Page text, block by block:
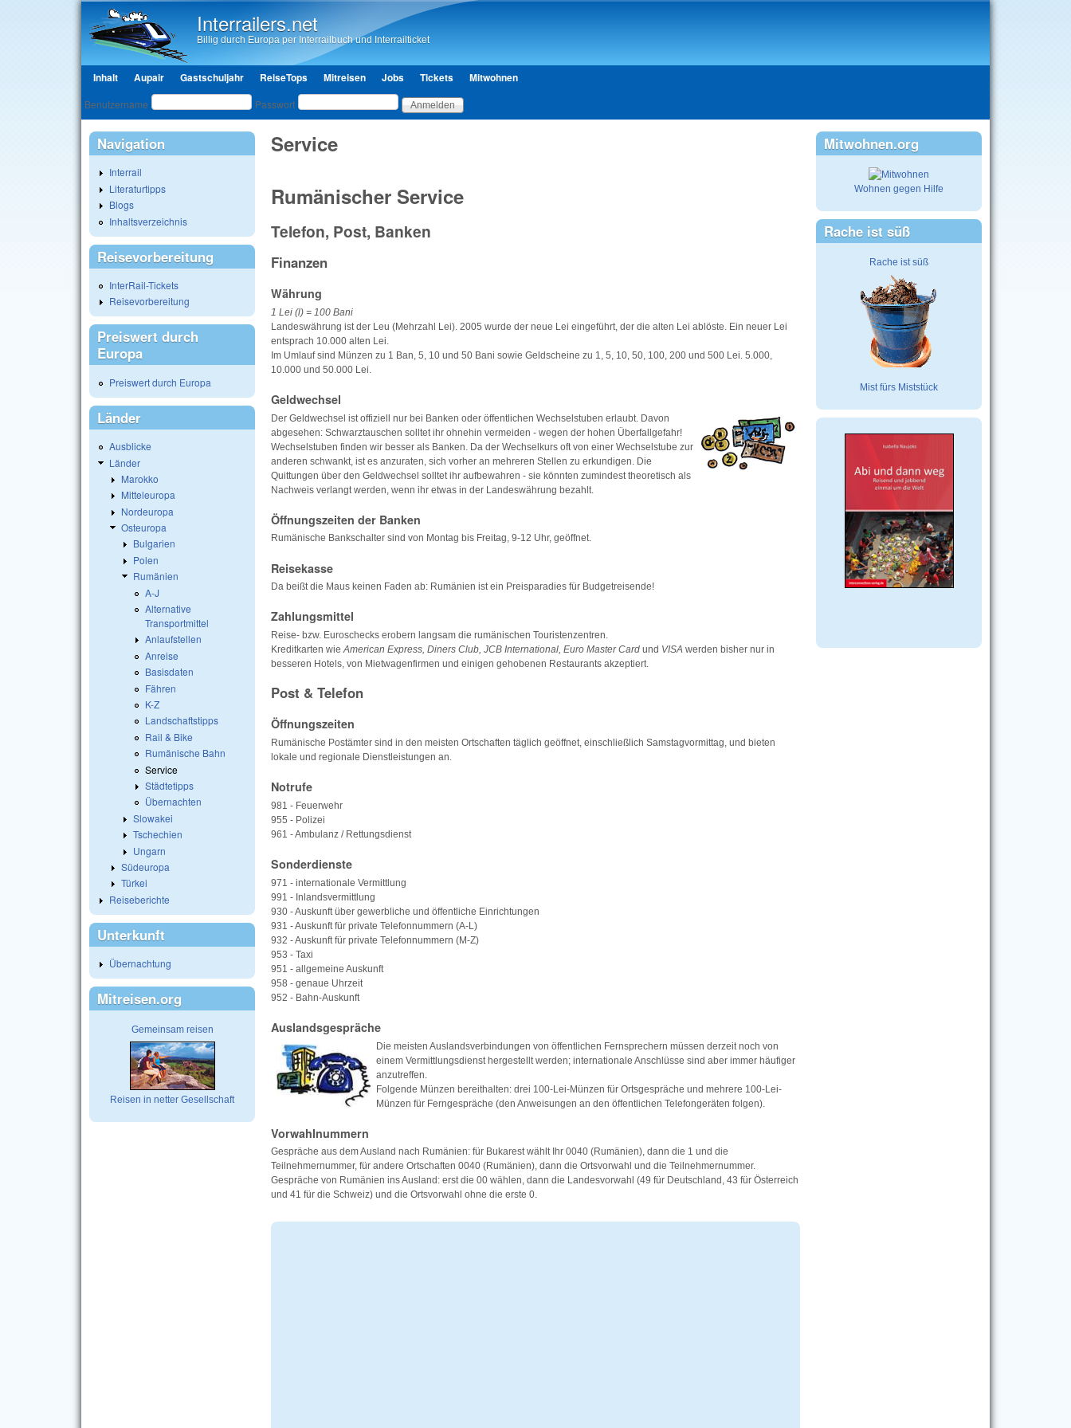
Interrailers.net
Billig durch Europa per Interrailbuch und Interrailticket
Hauptmenü
Inhalt Aupair Gastschuljahr ReiseTops Mitreisen Jobs Tickets Mitwohnen
Benutzeranmeldung
Benutzername Passwort
Service
Rumänischer Service
Telefon, Post, Banken
Finanzen
Währung
1 Lei (l) = 100 Bani
Landeswährung ist der Leu (Mehrzahl Lei). 2005 wurde der neue Lei eingeführt, der die alten Lei ablöste. Ein neuer Lei
entsprach 10.000 alten Lei.
Im Umlauf sind Münzen zu 1 Ban, 5, 10 und 50 Bani sowie Geldscheine zu 1, 5, 10, 50, 100, 200 und 500 Lei. 5.000,
10.000 und 50.000 Lei.
Geldwechsel
Der Geldwechsel ist offiziell nur bei Banken oder öffentlichen Wechselstuben erlaubt. Davon
abgesehen: Schwarztauschen solltet ihr ohnehin vermeiden - wegen der hohen Überfallgefahr!
Wechselstuben finden wir besser als Banken. Da der Wechselkurs oft von einer Wechselstube zur
anderen schwankt, ist es anzuraten, sich vorher an mehreren Stellen zu erkundigen. Die
Quittungen über den Geldwechsel solltet ihr aufbewahren - sie könnten zumindest theoretisch als
Nachweis verlangt werden, wenn ihr etwas in der Landeswährung bezahlt.
Öffnungszeiten der Banken
Rumänische Bankschalter sind von Montag bis Freitag, 9-12 Uhr, geöffnet.
Reisekasse
Da beißt die Maus keinen Faden ab: Rumänien ist ein Preisparadies für Budgetreisende!
Zahlungsmittel
Reise- bzw. Euroschecks erobern langsam die rumänischen Touristenzentren.
Kreditkarten wieAmerican Express, Diners Club, JCB International, Euro Master Card und VISA werden bisher nur in
besseren Hotels, von Mietwagenfirmen und einigen gehobenen Restaurants akzeptiert.
Post & Telefon
Öffnungszeiten
Rumänische Postämter sind in den meisten Ortschaften täglich geöffnet, einschließlich Samstagvormittag, und bieten
lokale und regionale Dienstleistungen an.
Notrufe
981 - Feuerwehr
955 - Polizei
961 - Ambulanz / Rettungsdienst
Sonderdienste
971 - internationale Vermittlung
991 - Inlandsvermittlung
930 - Auskunft über gewerbliche und öffentliche Einrichtungen
931 - Auskunft für private Telefonnummern (A-L)
932 - Auskunft für private Telefonnummern (M-Z)
953 - Taxi
951 - allgemeine Auskunft
958 - genaue Uhrzeit
952 - Bahn-Auskunft
Auslandsgespräche
Die meisten Auslandsverbindungen von öffentlichen Fernsprechern müssen derzeit noch von
einem Vermittlungsdienst hergestellt werden; internationale Anschlüsse sind aber immer häufiger
anzutreffen.
Folgende Münzen bereithalten: drei 100-Lei-Münzen für Ortsgespräche und mehrere 100-Lei-
Münzen für Ferngespräche (den Anweisungen an den öffentlichen Telefongeräten folgen).
Vorwahlnummern
Gespräche aus dem Ausland nach Rumänien: für Bukarest wählt Ihr 0040 (Rumänien), dann die 1 und die
Teilnehmernummer, für andere Ortschaften 0040 (Rumänien), dann die Ortsvorwahl und die Teilnehmernummer.
Gespräche von Rumänien ins Ausland: erst die 00 wählen, dann die Landesvorwahl (49 für Deutschland, 43 für Österreich
und 41 für die Schweiz) und die Ortsvorwahl ohne die erste 0.
Navigation
Interrail
Literaturtipps
Blogs
Inhaltsverzeichnis
Reisevorbereitung
InterRail-Tickets
Reisevorbereitung
Preiswert durch
Europa
Preiswert durch Europa
Länder
Ausblicke
Länder
Marokko
Mitteleuropa
Nordeuropa
Osteuropa
Bulgarien
Polen
Rumänien
A-J
Alternative
Transportmittel
Anlaufstellen
Anreise
Basisdaten
Fähren
K-Z
Landschaftstipps
Rail & Bike
Rumänische Bahn
Service
Städtetipps
Übernachten
Slowakei
Tschechien
Ungarn
Südeuropa
Türkei
Reiseberichte
Unterkunft
Übernachtung
Mitreisen.org
Gemeinsam reisen
Reisen in netter Gesellschaft
Mitwohnen.org
Wohnen gegen Hilfe
Rache ist süß
Rache ist süß
Mist fürs Miststück